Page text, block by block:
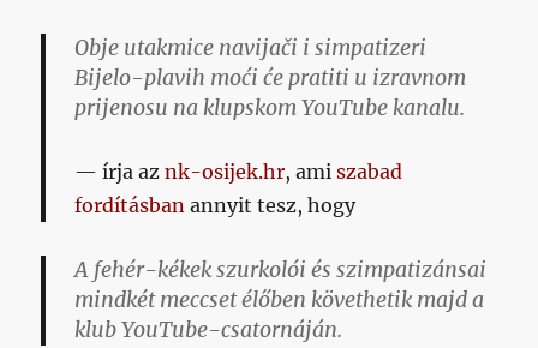
Obje utakmice navijači i simpatizeri
Bijelo-plavih moći će pratiti u izravnom
prijenosu na klupskom YouTube kanalu.
írja aznk-osijek.hr, amiszabad
fordításban annyit tesz, hogy
A fehér-kékek szurkolói és szimpatizánsai
mindkét meccset élőben követhetik majd a
klub YouTube-csatornáján.